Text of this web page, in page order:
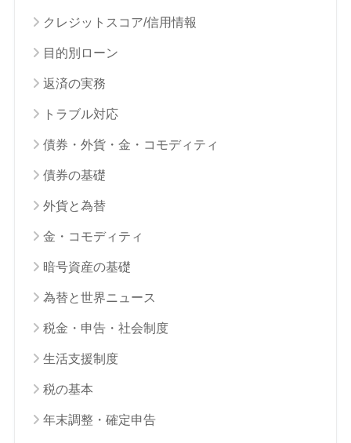
クレジットスコア/信用情報
目的別ローン
返済の実務
トラブル対応
債券・外貨・金・コモディティ
債券の基礎
外貨と為替
金・コモディティ
暗号資産の基礎
為替と世界ニュース
税金・申告・社会制度
生活支援制度
税の基本
年末調整・確定申告